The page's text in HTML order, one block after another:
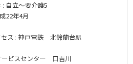
: 自立～要介護5
22年4月
セス : 神戸電鉄 北鈴蘭台駅
ービスセンター 口吉川